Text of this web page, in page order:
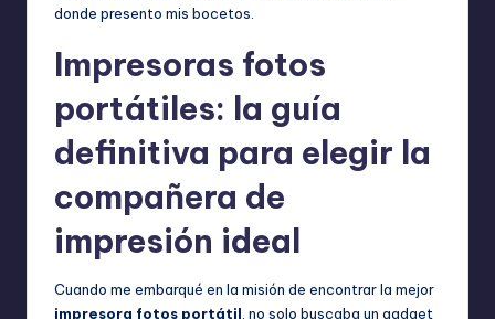
donde presento mis bocetos.
Impresoras fotos
portátiles: la guía
definitiva para elegir la
compañera de
impresión ideal
Cuando me embarqué en la misión de encontrar la mejor
impresora fotos portátil , no solo buscaba un gadget